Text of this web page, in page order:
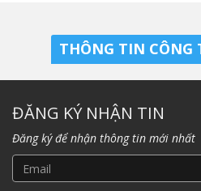
THÔNG TIN CÔNG
ĐĂNG KÝ NHẬN TIN
Đăng ký để nhận thông tin mới nhất